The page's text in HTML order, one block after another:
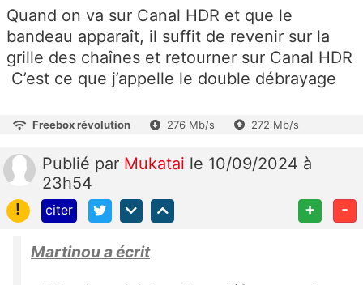
Quand on va sur Canal HDR et que le
bandeau apparaît, il suffit de revenir sur la
grille des chaînes et retourner sur Canal HDR
C’est ce que j’appelle le double débrayage
Freebox révolution 276 Mb/s 272 Mb/s
Publié par Mukatai le 10/09/2024 à
23h54
!
citer + -
Martinou a écrit